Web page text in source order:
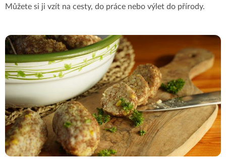
Můžete si ji vzít na cesty, do práce nebo výlet do přírody.